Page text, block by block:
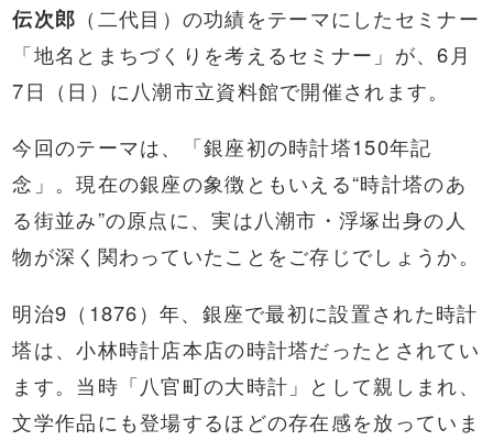
伝次郎 （二代目）の功績をテーマにしたセミナー
「地名とまちづくりを考えるセミナー」が、6月
7日（日）に八潮市立資料館で開催されます。
今回のテーマは、「銀座初の時計塔150年記
念」。現在の銀座の象徴ともいえる“時計塔のあ
る街並み”の原点に、実は八潮市・浮塚出身の人
物が深く関わっていたことをご存じでしょうか。
明治9（1876）年、銀座で最初に設置された時計
塔は、小林時計店本店の時計塔だったとされてい
ます。当時「八官町の大時計」として親しまれ、
文学作品にも登場するほどの存在感を放っていま